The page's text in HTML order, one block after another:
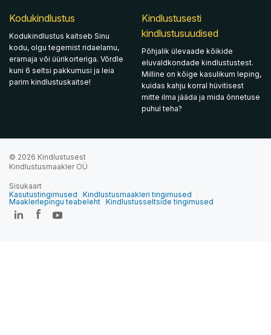
Kodukindlustus
Kodukindlustus kaitseb Sinu
kodu, olgu tegemist ridaelamu,
eramaja või üürikorteriga. Võrdle
kuni 6 seltsi pakkumusi ja leia
parim kindlustuskaitse!
Kindlustusesti
kindlustusuudised
Põhjalik ülevaade kõikide
eluvaldkondade kindlustustest.
Milline on kõige kasulikum leping,
kuidas kahju korral hüvitisest
mitte ilma jääda ja mida õnnetuse
puhul teha?
© 2026 Kindlustusest
Kindlustusmaakler OÜ
Sisukaart
Kasutustingimused
Kindlustusmaakleri tingimused
Maaklerlepingu teabeleht Kindlustusseltside tingimused